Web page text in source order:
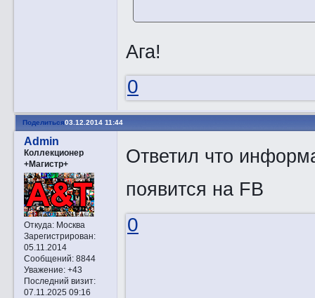
Ага!
0
Поделиться03.12.2014 11:44
Admin
Коллекционер
+Магистр+
Откуда:Москва
Зарегистрирован:
05.11.2014
Сообщений:8844
Уважение: +43
Последний визит:
07.11.2025 09:16
Ответил что
появится на FB
0